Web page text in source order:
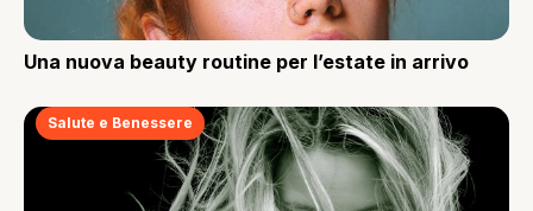
Una nuova beauty routine per l’estate in arrivo
Salute e Benessere